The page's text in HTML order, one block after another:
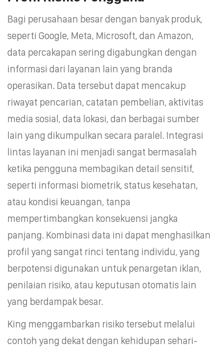
Bagi perusahaan besar dengan banyak produk,
seperti Google, Meta, Microsoft, dan Amazon,
data percakapan sering digabungkan dengan
informasi dari layanan lain yang branda
operasikan. Data tersebut dapat mencakup
riwayat pencarian, catatan pembelian, aktivitas
media sosial, data lokasi, dan berbagai sumber
lain yang dikumpulkan secara paralel. Integrasi
lintas layanan ini menjadi sangat bermasalah
ketika pengguna membagikan detail sensitif,
seperti informasi biometrik, status kesehatan,
atau kondisi keuangan, tanpa
mempertimbangkan konsekuensi jangka
panjang. Kombinasi data ini dapat menghasilkan
profil yang sangat rinci tentang individu, yang
berpotensi digunakan untuk penargetan iklan,
penilaian risiko, atau keputusan otomatis lain
yang berdampak besar.
King menggambarkan risiko tersebut melalui
contoh yang dekat dengan kehidupan sehari-